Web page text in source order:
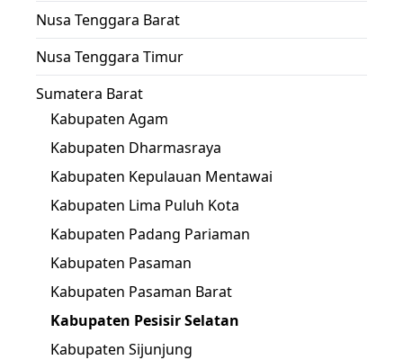
Nusa Tenggara Barat
Nusa Tenggara Timur
Sumatera Barat
Kabupaten Agam
Kabupaten Dharmasraya
Kabupaten Kepulauan Mentawai
Kabupaten Lima Puluh Kota
Kabupaten Padang Pariaman
Kabupaten Pasaman
Kabupaten Pasaman Barat
Kabupaten Pesisir Selatan
Kabupaten Sijunjung